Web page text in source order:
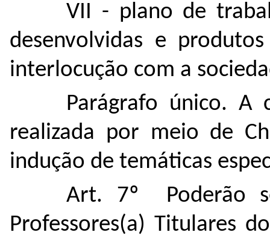
VII - plano de
desenvolvidas e
interlocução com a
Parágrafo único. A
realizada por meio de
indução de temáticas
Art. 7º Poderão
Professores(a) Titulares